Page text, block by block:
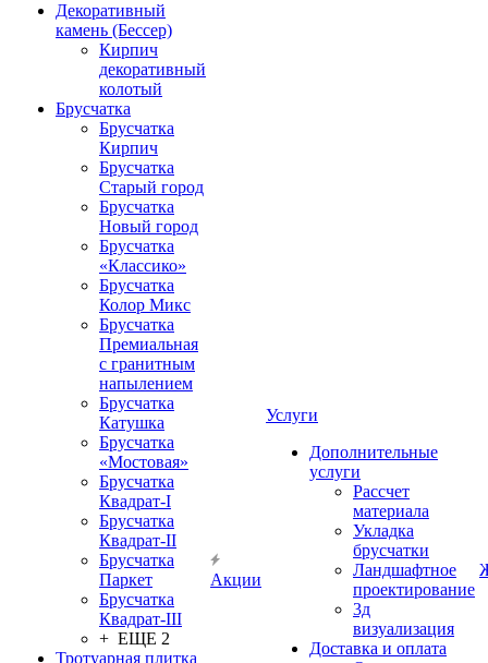
Декоративный
камень (Бессер)
Кирпич
декоративный
колотый
Брусчатка
Брусчатка
Кирпич
Брусчатка
Старый город
Брусчатка
Новый город
Брусчатка
«Классико»
Брусчатка
Колор Микс
Брусчатка
Премиальная
с гранитным
напылением
Брусчатка
Катушка
Брусчатка
«Мостовая»
Брусчатка
Квадрат-I
Брусчатка
Квадрат-II
Брусчатка
Паркет
Брусчатка
Квадрат-III
+ ЕЩЕ 2
Тротуарная плитка
Акции
Услуги
Дополнительные
услуги
Рассчет
материала
Укладка
брусчатки
Ландшафтное
проектирование
3д
визуализация
Доставка и оплата